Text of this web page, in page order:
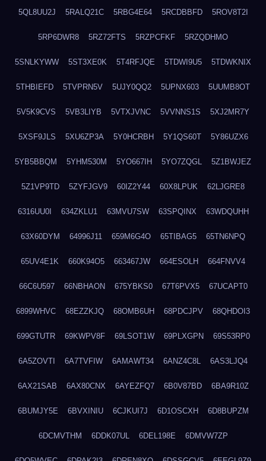
5QL8UU2J 5RALQ21C 5RBG4E64 5RCDBBFD 5ROV8T2I
5RP6DWR8 5RZ72FTS 5RZPCFKF 5RZQDHMO
5SNLKYWW 5ST3XE0K 5T4RFJQE 5TDWI9U5 5TDWKNIX
5THBIEFD 5TVPRN5V 5UJY0QQ2 5UPNX603 5UUMB8OT
5V5K9CVS 5VB3LIYB 5VTXJVNC 5VVNNS1S 5XJ2MR7Y
5XSF9JLS 5XU6ZP3A 5Y0HCRBH 5Y1QS60T 5Y86UZX6
5YB5BBQM 5YHM530M 5YO667IH 5YO7ZQGL 5Z1BWJEZ
5Z1VP9TD 5ZYFJGV9 60IZ2Y44 60X8LPUK 62LJGRE8
6316UU0I 634ZKLU1 63MVU7SW 63SPQINX 63WDQUHH
63X60DYM 64996J11 659M6G4O 65TIBAG5 65TN6NPQ
65UV4E1K 660K94O5 663467JW 664ESOLH 664FNVV4
66C6U597 66NBHAON 675YBKS0 67T6PVX5 67UCAPT0
6899WHVC 68EZZKJQ 68OMB6UH 68PDCJPV 68QHDOI3
699GTUTR 69KWPV8F 69LSOT1W 69PLXGPN 69S53RP0
6A5ZOVTI 6A7TVFIW 6AMAWT34 6ANZ4C8L 6AS3LJQ4
6AX21SAB 6AX80CNX 6AYEZFQ7 6B0V87BD 6BA9R10Z
6BUMJY5E 6BVXINIU 6CJKUI7J 6D1OSCXH 6D8BUPZM
6DCMVTHM 6DDK07UL 6DEL198E 6DMVW7ZP